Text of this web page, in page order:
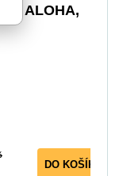
ALOHA,
Velvet
DO KOŠÍKU